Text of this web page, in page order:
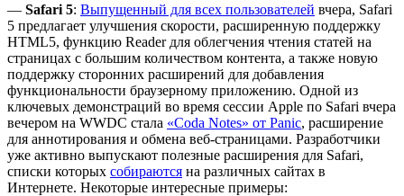
— Safari 5: Выпущенный для всех пользователей вчера, Safari
5 предлагает улучшения скорости, расширенную поддержку
HTML5, функцию Reader для облегчения чтения статей на
страницах с большим количеством контента, а также новую
поддержку сторонних расширений для добавления
функциональности браузерному приложению. Одной из
ключевых демонстраций во время сессии Apple по Safari вчера
вечером на WWDC стала «Coda Notes» от Panic, расширение
для аннотирования и обмена веб-страницами. Разработчики
уже активно выпускают полезные расширения для Safari,
списки которых собираются на различных сайтах в
Интернете. Некоторые интересные примеры: